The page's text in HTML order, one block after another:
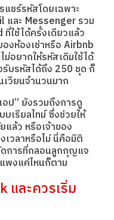
ชร์รหัสโดยเฉพาะ
และ Messenger รวม
ใช้ได้ครั้งเดียวแล้ว
งห้องเช่าหรือ Airbnb
อยากให้รหัสเดิมใช้ได้
บรหัสได้ถึง 250 ชุด ก็
วียนจำนวนมาก
ป” ยังรวมถึงการดู
เรียลไทม์ ซึ่งช่วยให้
ล้ว หรือเจ้าของ
วลาหรือไม่ นี่คือมิติ
การที่กลอนลูกกุญแจ
พงแค่ไหนก็ตาม
และควรเริ่ม